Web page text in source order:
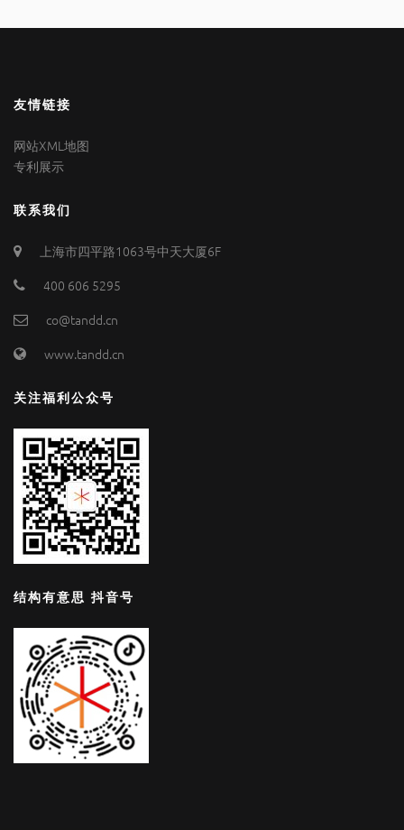
友情链接
网站XML地图
专利展示
联系我们
上海市四平路1063号中天大厦6F
400 606 5295
co@tandd.cn
www.tandd.cn
关注福利公众号
结构有意思 抖音号